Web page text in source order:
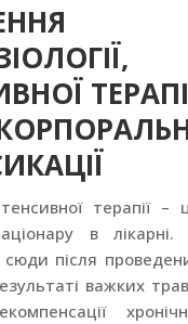
терапії
в
після
важких